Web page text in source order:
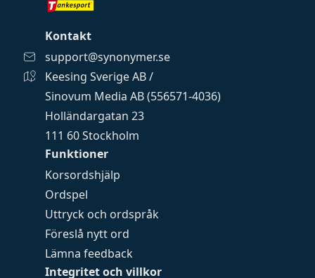
Funktioner
Korsordshjälp
Ordspel
Uttryck och ordspråk
Föreslå nytt ord
Lämna feedback
Integritet och villkor
Kontakt
support@synonymer.se
Keesing Sverige AB /
Sinovum Media AB (556571-4036)
Holländargatan 23
111 60 Stockholm